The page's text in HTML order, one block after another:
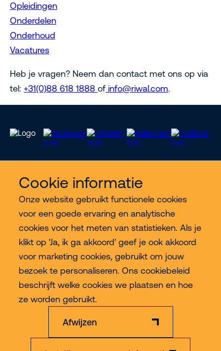
Cookie informatie
Onze website gebruikt functionele cookies
voor een goede ervaring en analytische
cookies voor het meten van statistieken. Als je
klikt op 'Ja, ik ga akkoord' geef je ook akkoord
voor marketing cookies, gebruikt om jouw
bezoek te personaliseren. Ons cookiebeleid
beschrijft welke cookies we plaatsen en hoe
ze worden gebruikt.
Afwijzen
Opleidingen
Onderdelen
Onderhoud
Vacatures
Heb je vragen? Neem dan contact met ons op via
tel: +31(0)88 618 1888 of info@riwal.com.
Meer Riwal
Industries
Contact
Meer